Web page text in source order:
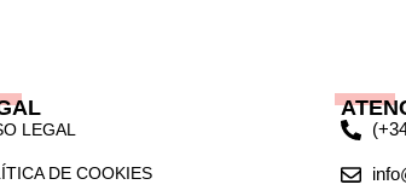
LEGAL
DE COOKIES